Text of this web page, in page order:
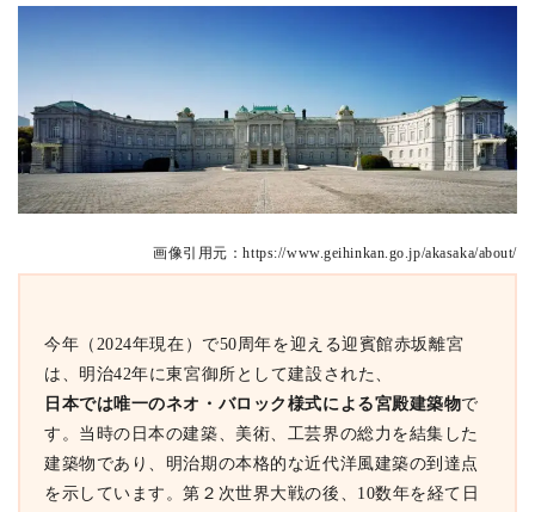
画像引用元：https://www.geihinkan.go.jp/akasaka/about/
今年（2024年現在）で50周年を迎える迎賓館赤坂離宮
は、明治42年に東宮御所として建設された、
日本では唯一のネオ・バロック様式による宮殿建築物で
す。 当時の日本の建築、美術、工芸界の総力を結集した
建築物であり、明治期の本格的な近代洋風建築の到達点
を示しています。第２次世界大戦の後、10数年を経て日